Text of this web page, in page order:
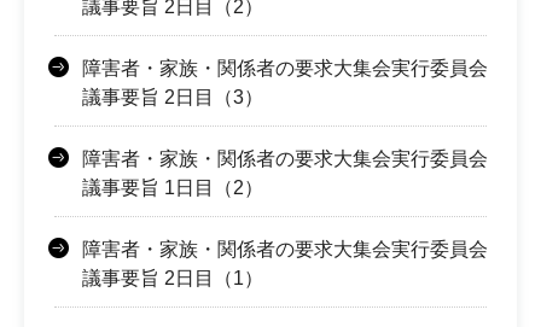
議事要旨 2日目（2）
障害者・家族・関係者の要求大集会実行委員会
議事要旨 2日目（3）
障害者・家族・関係者の要求大集会実行委員会
議事要旨 1日目（2）
障害者・家族・関係者の要求大集会実行委員会
議事要旨 2日目（1）